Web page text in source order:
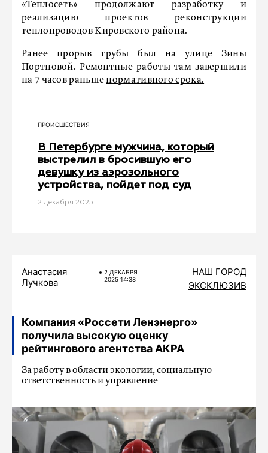
«Теплосеть» продолжают разработку и
реализацию проектов реконструкции
теплопроводов Кировского района.
Ранее прорыв трубы был на улице Зины
Портновой. Ремонтные работы там завершили
на 7 часов раньшенормативного срока.
ПРОИСШЕСТВИЯ
В Петербурге мужчина, который
выстрелил в бросившую его
девушку из аэрозольного
устройства, пойдет под суд
2 декабря 2025
Анастасия
Лучкова
2 ДЕКАБРЯ
2025 14:38
НАШ ГОРОД
ЭКСКЛЮЗИВ
Компания «Россети Ленэнерго»
получила высокую оценку
рейтингового агентства АКРА
За работу в области экологии, социальную
ответственность и управление